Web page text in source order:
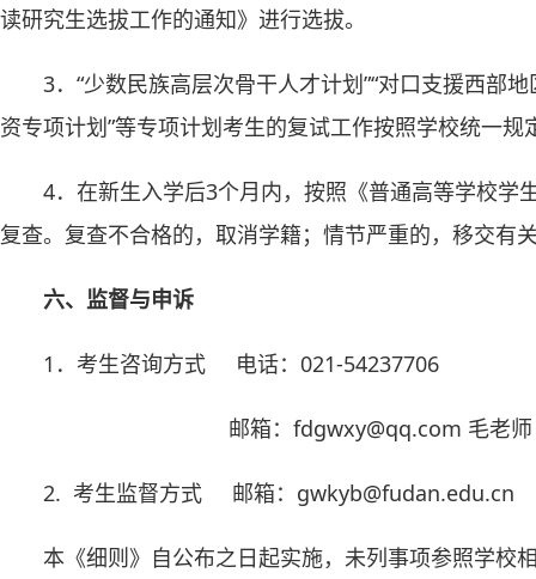
读研究生选拔工作的通知》进行选拔。
3．“少数民族高层次骨干人才计划”“对口支援西部
资专项计划”等专项计划考生的复试工作按照学校统一规
4．在新生入学后3个月内，按照《普通高等学校学
复查。复查不合格的，取消学籍；情节严重的，移交有
六、监督与申诉
1．考生咨询方式 电话：021-54237706
邮箱：fdgwxy@qq.com 毛老师
2. 考生监督方式 邮箱：gwkyb@fudan.edu.cn
本《细则》自公布之日起实施，未列事项参照学校